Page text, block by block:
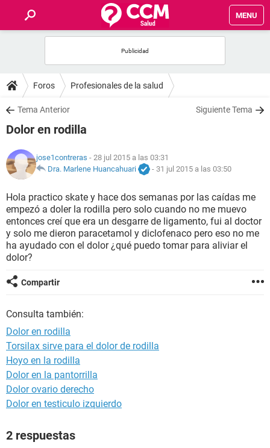
MENU
FOROS
SALUD
NUTRICIÓN
BIENESTAR
SEXUALIDAD
GLOSARIO
Foros Profesionales de la salud
Tema Anterior Siguiente Tema
Dolor en rodilla
jose1contreras - 28 jul 2015 a las 03:31
Dra. Marlene Huancahuari
- 31 jul 2015 a las 03:50
Hola practico skate y hace dos semanas por las caídas me
empezó a doler la rodilla pero solo cuando no me muevo
entonces creí que era un desgarre de ligamento, fui al doctor
y solo me dieron paracetamol y diclofenaco pero eso no me
ha ayudado con el dolor ¿qué puedo tomar para aliviar el
dolor?
Compartir
Consulta también:
Dolor en rodilla
Torsilax sirve para el dolor de rodilla
Hoyo en la rodilla
Dolor en la pantorrilla
Dolor ovario derecho
Dolor en testiculo izquierdo
2 respuestas